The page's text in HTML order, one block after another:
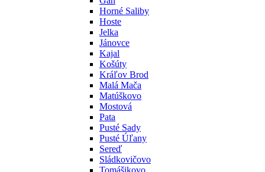
Horné Saliby
Hoste
Jelka
Jánovce
Kajal
Košúty
Kráľov Brod
Malá Mača
Matúškovo
Mostová
Pata
Pusté Sady
Pusté Úľany
Sereď
Sládkovičovo
Tomášikovo